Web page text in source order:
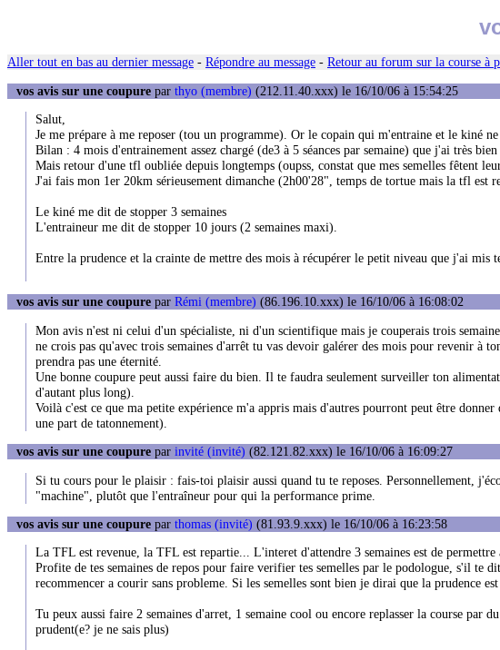
Aller tout en bas au dernier message - Répondre au message - Retour au forum sur la course à
vos avis sur une coupure par thyo (membre) (212.11.40.xxx) le 16/10/06 à 15:54:25
Salut,
Je me prépare à me reposer (tou un programme). Or le copain qui m'entraine et le kiné ne
Bilan : 4 mois d'entrainement assez chargé (de3 à 5 séances par semaine) que j'ai très
Mais retour d'une tfl oubliée depuis longtemps (oupss, constat que mes semelles fêtent
J'ai fais mon 1er 20km sérieusement dimanche (2h00'28", temps de tortue mais la tfl est
Le kiné me dit de stopper 3 semaines
L'entraineur me dit de stopper 10 jours (2 semaines maxi).
Entre la prudence et la crainte de mettre des mois à récupérer le petit niveau que j'ai mis
vos avis sur une coupure par Rémi (membre) (86.196.10.xxx) le 16/10/06 à 16:08:02
Mon avis n'est ni celui d'un spécialiste, ni d'un scientifique mais je couperais trois
ne crois pas qu'avec trois semaines d'arrêt tu vas devoir galérer des mois pour revenir à
prendra pas une éternité.
Une bonne coupure peut aussi faire du bien. Il te faudra seulement surveiller ton
d'autant plus long).
Voilà c'est ce que ma petite expérience m'a appris mais d'autres pourront peut être
une part de tatonnement).
vos avis sur une coupure par invité (invité) (82.121.82.xxx) le 16/10/06 à 16:09:27
Si tu cours pour le plaisir : fais-toi plaisir aussi quand tu te reposes. Personnellement,
"machine", plutôt que l'entraîneur pour qui la performance prime.
vos avis sur une coupure par thomas (invité) (81.93.9.xxx) le 16/10/06 à 16:23:58
La TFL est revenue, la TFL est repartie... L'interet d'attendre 3 semaines est de
Profite de tes semaines de repos pour faire verifier tes semelles par le podologue, s'il te
recommencer a courir sans probleme. Si les semelles sont bien je dirai que la prudence
Tu peux aussi faire 2 semaines d'arret, 1 semaine cool ou encore replasser la course par
prudent(e? je ne sais plus)